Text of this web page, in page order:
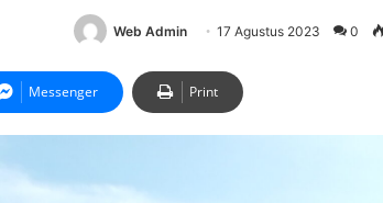
Web Admin 17 Agustus 2023 0
Messenger Print